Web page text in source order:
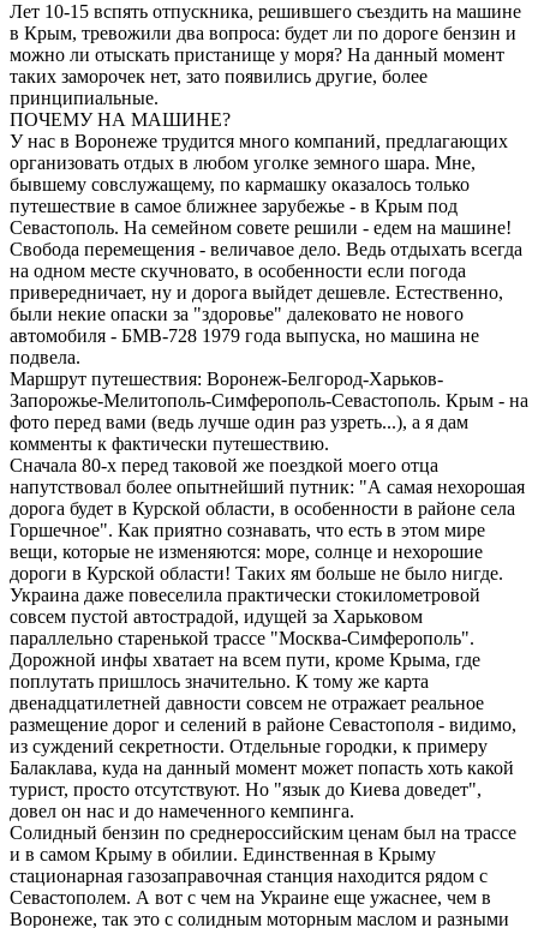
Лет 10-15 вспять отпускника, решившего съездить на машине
в Крым, тревожили два вопроса: будет ли по дороге бензин и
можно ли отыскать пристанище у моря? На данный момент
таких заморочек нет, зато появились другие, более
принципиальные.
ПОЧЕМУ НА МАШИНЕ?
У нас в Воронеже трудится много компаний, предлагающих
организовать отдых в любом уголке земного шара. Мне,
бывшему совслужащему, по кармашку оказалось только
путешествие в самое ближнее зарубежье - в Крым под
Севастополь. На семейном совете решили - едем на машине!
Свобода перемещения - величавое дело. Ведь отдыхать всегда
на одном месте скучновато, в особенности если погода
привередничает, ну и дорога выйдет дешевле. Естественно,
были некие опаски за "здоровье" далековато не нового
автомобиля - БМВ-728 1979 года выпуска, но машина не
подвела.
Маршрут путешествия: Воронеж-Белгород-Харьков-
Запорожье-Мелитополь-Симферополь-Севастополь. Крым - на
фото перед вами (ведь лучше один раз узреть...), а я дам
комменты к фактически путешествию.
Сначала 80-х перед таковой же поездкой моего отца
напутствовал более опытнейший путник: "А самая нехорошая
дорога будет в Курской области, в особенности в районе села
Горшечное". Как приятно сознавать, что есть в этом мире
вещи, которые не изменяются: море, солнце и нехорошие
дороги в Курской области! Таких ям больше не было нигде.
Украина даже повеселила практически стокилометровой
совсем пустой автострадой, идущей за Харьковом
параллельно старенькой трассе "Москва-Симферополь".
Дорожной инфы хватает на всем пути, кроме Крыма, где
поплутать пришлось значительно. К тому же карта
двенадцатилетней давности совсем не отражает реальное
размещение дорог и селений в районе Севастополя - видимо,
из суждений секретности. Отдельные городки, к примеру
Балаклава, куда на данный момент может попасть хоть какой
турист, просто отсутствуют. Но "язык до Киева доведет",
довел он нас и до намеченного кемпинга.
Солидный бензин по среднероссийским ценам был на трассе
и в самом Крыму в обилии. Единственная в Крыму
стационарная газозаправочная станция находится рядом с
Севастополем. А вот с чем на Украине еще ужаснее, чем в
Воронеже, так это с солидным моторным маслом и разными